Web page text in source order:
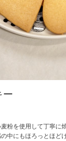
ー
粉を使用して丁寧に
中にもほろっとほど